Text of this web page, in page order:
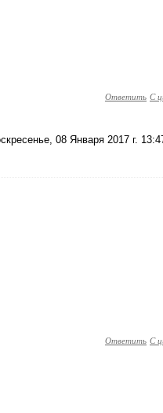
Ответить С
08 Января 2017 г.
Ответить С